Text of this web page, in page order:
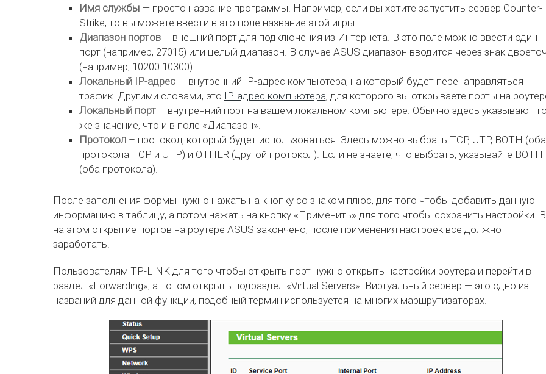
Имя службы— просто название программы. Например, если вы хотите запустить сервер Counter-
Strike, то вы можете ввести в это поле название этой игры.
Диапазон портов– внешний порт для подключения из Интернета. В это поле можно ввести один
порт (например, 27015) или целый диапазон. В случае ASUS диапазон вводится через знак
(например, 10200:10300).
Локальный IP-адрес— внутренний IP-адрес компьютера, на который будет перенаправляться
трафик. Другими словами, это IP-адрес компьютера, для которого вы открываете порты на
Локальный порт– внутренний порт на вашем локальном компьютере. Обычно здесь указывают то
же значение, что и в поле «Диапазон».
Протокол– протокол, который будет использоваться. Здесь можно выбрать TCP, UTP, BOTH (оба
протокола TCP и UTP) и OTHER (другой протокол). Если не знаете, что выбрать, указывайте BOTH
(оба протокола).
После заполнения формы нужно нажать на кнопку со знаком плюс, для того чтобы добавить данную
информацию в таблицу, а потом нажать на кнопку «Применить» для того чтобы сохранить настройки.
на этом открытие портов на роутере ASUS закончено, после применения настроек все должно
заработать.
Пользователям TP-LINK для того чтобы открыть порт нужно открыть настройки роутера и перейти в
раздел «Forwarding», а потом открыть подраздел «Virtual Servers». Виртуальный сервер — это одно из
названий для данной функции, подобный термин используется на многих маршрутизаторах.